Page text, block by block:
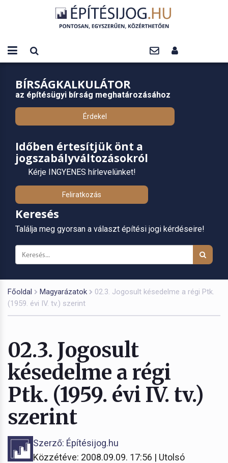
BÍRSÁGKALKULÁTOR
az építésügyi bírság meghatározásához
Érdekel
Időben értesítjük önt a
jogszabályváltozásokról
Kérje INGYENES hírlevelünket!
Feliratkozás
Keresés
Találja meg gyorsan a választ építési jogi kérdéseire!
Főoldal Magyarázatok
02.3. Jogosult késedelme a régi Ptk.
(1959. évi IV. tv.) szerint
02.3. Jogosult
késedelme a régi
Ptk. (1959. évi IV. tv.)
szerint
Szerző: Építésijog.hu
Közzétéve: 2008.09.09. 17:56 | Utolsó